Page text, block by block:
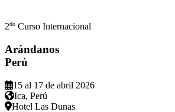
2do Curso Internacional
Arándanos
Perú
15 al 17 de abril 2026
Ica, Perú
Hotel Las Dunas